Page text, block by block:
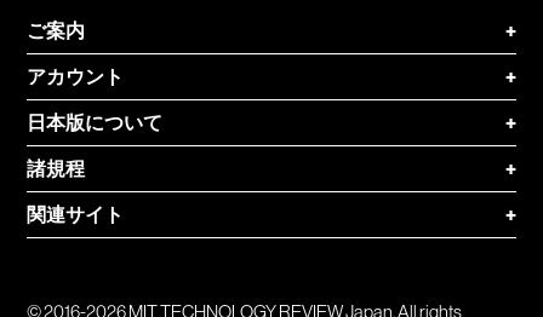
ご案内
+
アカウント
+
日本版について
+
諸規程
+
関連サイト
+
© 2016-2026 MIT TECHNOLOGY REVIEW Japan. All rights